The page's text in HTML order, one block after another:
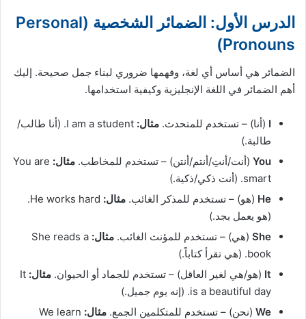
الدرس الأول: الضمائر الشخصية (Personal
Pronouns)
الضمائر هي أساس أي لغة، وفهمها ضروري لبناء جمل صحيحة. إليك
أهم الضمائر في اللغة الإنجليزية وكيفية استخدامها.
I (أنا) – تستخدم للمتحدث. مثال:
I am a student. (أنا طالب/
طالبة.)
You (أنت/أنتِ/أنتم/أنتن) – تستخدم للمخاطب. مثال: You are
smart. (أنت ذكي/ذكية.)
He (هو) – تستخدم للمذكر الغائب. مثال:
He works hard.
(هو يعمل بجد.)
She (هي) – تستخدم للمؤنث الغائب. مثال: She reads a
book. (هي تقرأ كتاباً.)
It (هو/هي لغير العاقل) – تستخدم للجماد أو الحيوان. مثال: It
is a beautiful day. (إنه يوم جميل.)
We (نحن) – تستخدم للمتكلمين الجمع. مثال: We learn